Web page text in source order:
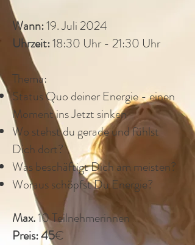
Wann:19. Juli 2024
Uhrzeit:18:30 Uhr - 21:30 Uhr
Thema:
Status Quo deiner Energie - einen
Moment ins Jetzt sinken
Wo stehst du gerade und fühlst
Dich dort?
Was beschäftigt Dich am meisten?
Woraus schöpfst Du Energie?
Max.10 Teilnehmerinnen
Preis: 45€